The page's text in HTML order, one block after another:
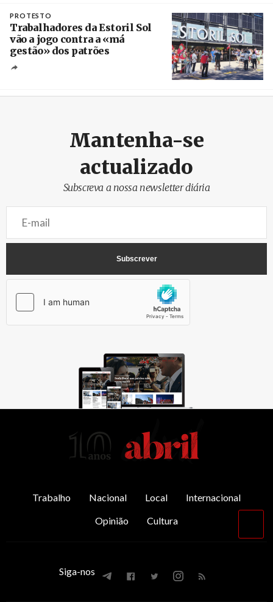
PROTESTO
Trabalhadores da Estoril Sol
vão a jogo contra a «má
gestão» dos patrões
Mantenha-se
actualizado
Subscreva a nossa newsletter diária
Trabalho Nacional Local
Internacional
Opinião
Cultura
Siga-nos